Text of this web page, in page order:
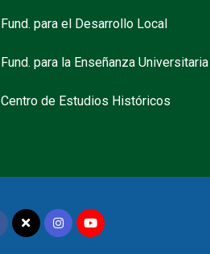
Fund. para el Desarrollo Local
Fund. para la Enseñanza Universitaria
Centro de Estudios Históricos